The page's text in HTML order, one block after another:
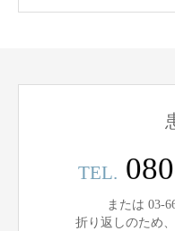
TEL.
または 03-
折り返しのため